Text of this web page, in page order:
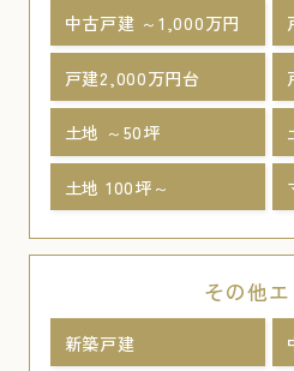
中古戸建 ～1,000万円
戸建2,000万円台
土地 ～50坪
土地 100坪～
その他エ
新築戸建